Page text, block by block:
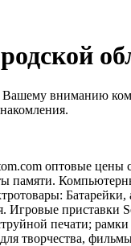
вниманию
оптовые цены
памяти.
Батарейки,
приставки
печати;
творчества,